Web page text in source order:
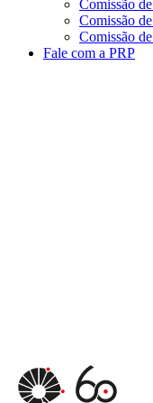
Comissão
Comissão
Comissão
Fale com a PRP